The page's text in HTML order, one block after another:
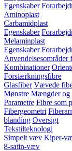
Egenskaber
Aminoplast
Carbamidplast
Egenskaber
Melaminplast
Egenskaber
Anvendelsesområder
Kombinationer
Forstærkningsfibre
Glasfiber Vævede
Mønstre Mængder og
Parametre Fibre som
Fibergeometri
blanding Oversigt
Tekstilteknologi
Simpelt væv Kiper-
8-satin-væv